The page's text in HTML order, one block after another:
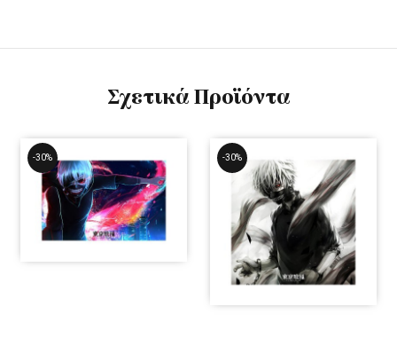
Σχετικά Προϊόντα
-30% -30%